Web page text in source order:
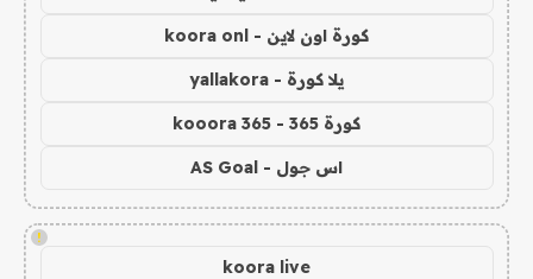
كورة اون لاين - koora onl
يلا كورة - yallakora
كورة 365 - kooora 365
اس جول - AS Goal
!
koora live